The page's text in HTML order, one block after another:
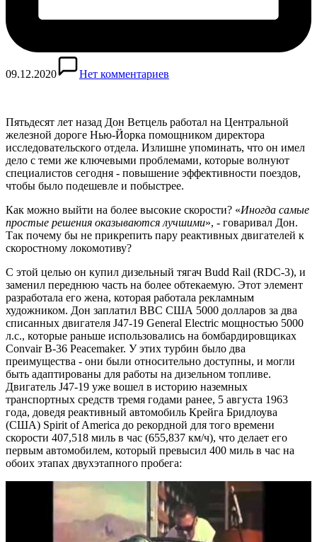
09.12.2020 Нет комментариев
Пятьдесят лет назад Дон Ветцель работал на Центральной
железной дороге Нью-Йорка помощником директора
исследовательского отдела. Излишне упоминать, что он имел
дело с теми же ключевыми проблемами, которые волнуют
специалистов сегодня - повышение эффективности поездов,
чтобы было подешевле и побыстрее.
Как можно выйти на более высокие скорости? «Иногда самые
простые решения оказываются лучшими», - говаривал Дон.
Так почему бы не прикрепить пару реактивных двигателей к
скоростному локомотиву?
С этой целью он купил дизельный тягач Budd Rail (RDC-3), и
заменил переднюю часть на более обтекаемую. Этот элемент
разработала его жена, которая работала рекламным
художником. Дон заплатил ВВС США 5000 долларов за два
списанных двигателя J47-19 General Electric мощностью 5000
л.с., которые раньше использовались на бомбардировщиках
Convair B-36 Peacemaker. У этих турбин было два
преимущества - они были относительно доступны, и могли
быть адаптированы для работы на дизельном топливе.
Двигатель J47-19 уже вошел в историю наземных
транспортных средств тремя годами ранее, 5 августа 1963
года, доведя реактивный автомобиль Крейга Бридлоува
(США) Spirit of America до рекордной для того времени
скорости 407,518 миль в час (655,837 км/ч), что делает его
первым автомобилем, который превысил 400 миль в час на
обоих этапах двухэтапного пробега: